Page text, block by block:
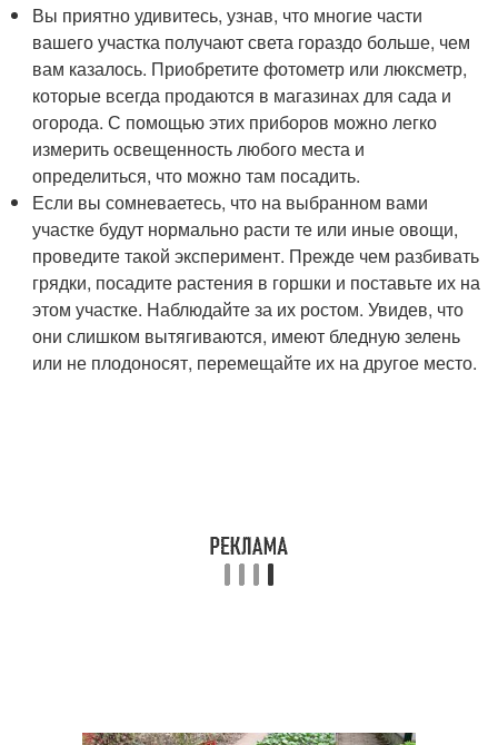
Вы приятно удивитесь, узнав, что многие части
вашего участка получают света гораздо больше, чем
вам казалось. Приобретите фотометр или люксметр,
которые всегда продаются в магазинах для сада и
огорода. С помощью этих приборов можно легко
измерить освещенность любого места и
определиться, что можно там посадить.
Если вы сомневаетесь, что на выбранном вами
участке будут нормально расти те или иные овощи,
проведите такой эксперимент. Прежде чем разбивать
грядки, посадите растения в горшки и поставьте их на
этом участке. Наблюдайте за их ростом. Увидев, что
они слишком вытягиваются, имеют бледную зелень
или не плодоносят, перемещайте их на другое место.